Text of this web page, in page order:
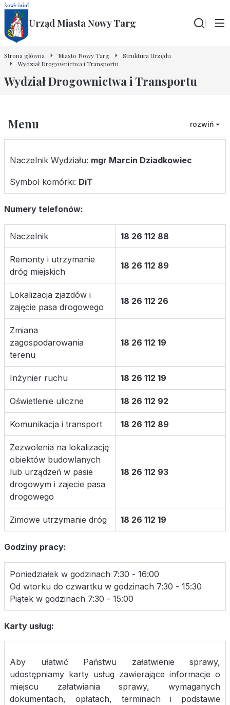
Urząd Miasta Nowy Targ
Strona główna Miasto Nowy Targ
Struktura Urzędu
Wydział Drogownictwa i Transportu
Wydział Drogownictwa i Transportu
Menu rozwiń
Naczelnik Wydziału: mgr Marcin Dziadkowiec
Symbol komórki: DiT
Numery telefonów:
Naczelnik 18 26 112 88
Remonty i utrzymanie
dróg miejskich
18 26 112 89
Lokalizacja zjazdów i
zajęcie pasa drogowego
18 26 112 26
Zmiana
zagospodarowania
terenu
18 26 112 19
Inżynier ruchu 18 26 112 19
Oświetlenie uliczne 18 26 112 92
Komunikacja i transport 18 26 112 89
Zezwolenia na lokalizację
obiektów budowlanych
lub urządzeń w pasie
drogowym i zajecie pasa
drogowego
18 26 112 93
Zimowe utrzymanie dróg 18 26 112 19
Godziny pracy:
Poniedziałek w godzinach 7:30 - 16:00
Od wtorku do czwartku w godzinach 7:30 - 15:30
Piątek w godzinach 7:30 - 15:00
Karty usług:
Aby ułatwić Państwu załatwienie sprawy,
udostępniamy karty usług zawierające informacje o
miejscu załatwiania sprawy, wymaganych
dokumentach, opłatach, terminach i podstawie